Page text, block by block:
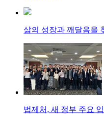
삶의 성장과 깨달음을
법제처, 새 정부 주요